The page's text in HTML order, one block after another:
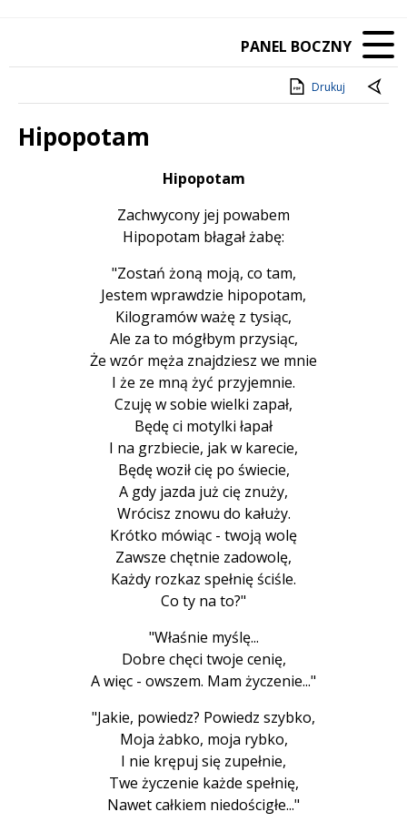
PANEL BOCZNY
Drukuj
Hipopotam
Hipopotam
Zachwycony jej powabem
Hipopotam błagał żabę:
"Zostań żoną moją, co tam,
Jestem wprawdzie hipopotam,
Kilogramów ważę z tysiąc,
Ale za to mógłbym przysiąc,
Że wzór męża znajdziesz we mnie
I że ze mną żyć przyjemnie.
Czuję w sobie wielki zapał,
Będę ci motylki łapał
I na grzbiecie, jak w karecie,
Będę woził cię po świecie,
A gdy jazda już cię znuży,
Wrócisz znowu do kałuży.
Krótko mówiąc - twoją wolę
Zawsze chętnie zadowolę,
Każdy rozkaz spełnię ściśle.
Co ty na to?"
"Właśnie myślę...
Dobre chęci twoje cenię,
A więc - owszem. Mam życzenie..."
"Jakie, powiedz? Powiedz szybko,
Moja żabko, moja rybko,
I nie krępuj się zupełnie,
Twe życzenie każde spełnię,
Nawet całkiem niedościgłe..."